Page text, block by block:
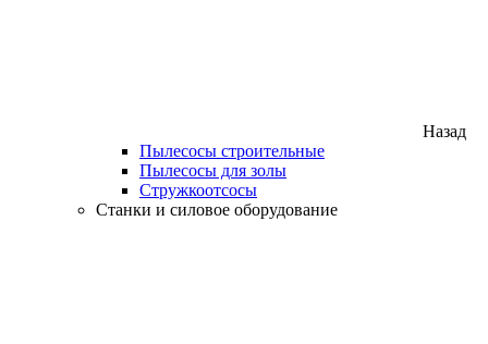
Назад
Пылесосы строительные
Пылесосы для золы
Стружкоотсосы
Станки и силовое оборудование